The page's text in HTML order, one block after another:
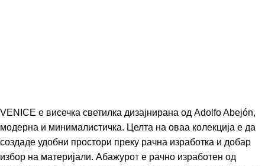
VENICE е висечка светилка дизајнирана од Adolfo Abejón,
модерна и минималистичка. Целта на оваа колекција е да
создаде удобни простори преку рачна изработка и добар
избор на материјали. Абажурот е рачно изработен од